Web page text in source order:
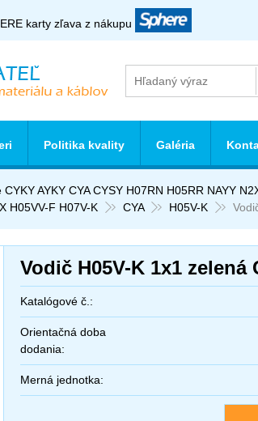
karty zľava z nákupu
AYKY CYA CYSY H07RN H05RR NAYY
H05VV-F H07V-K
CYA H05V-K
Vodič H05V-K 1x1 zelená
Katalógové č.:
Orientačná doba
dodania:
Merná jednotka:
Politika kvality Galéria